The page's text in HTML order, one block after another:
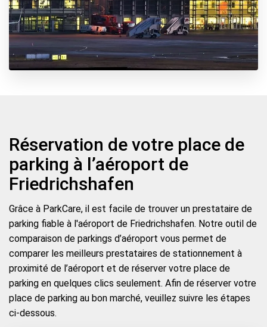
Réservation de votre place de
parking à l’aéroport de
Friedrichshafen
Grâce à ParkCare, il est facile de trouver un prestataire de
parking fiable à l'aéroport de Friedrichshafen. Notre outil de
comparaison de parkings d’aéroport vous permet de
comparer les meilleurs prestataires de stationnement à
proximité de l’aéroport et de réserver votre place de
parking en quelques clics seulement. Afin de réserver votre
place de parking au bon marché, veuillez suivre les étapes
ci-dessous.